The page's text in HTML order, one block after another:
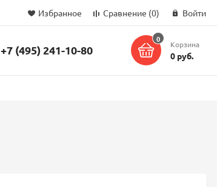
Избранное Сравнение (0) Войти
+7 (495) 241-10-80
0
Корзина
0 руб.